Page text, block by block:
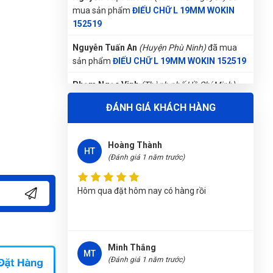
Nguyễn Tuấn An (Huyện Phù Ninh) đã mua
sản phẩm
Phạm Ngọc Vinh (Thành phố Hồ Chí Minh)
purchase ĐIẾU CHỮ L 19MM WOKIN 152519
Nguyễn Văn Trung(Tỉnh Yên Bái) đã mua sản
Gọi và Điện(Tỉnh Kon Tum)đã mua sản phẩm
Trần Thị Kim Trúc (Tỉnh Tây Ninh)
sản phẩm
ĐIẾU CHỮ L 19MM WOKIN 152519
Nguyễn Thanh (Tỉnh Quảng Bình)đã mua sản
purchase
ĐIẾU CHỮ L 19MM WOKIN 152519
ĐÁNH GIÁ KHÁCH HÀNG
HT
Hoàng Thành
(Đánh giá 1 năm trước)
Hôm qua đặt hôm nay có hàng rồi
MT
Minh Thắng
(Đánh giá 1 năm trước)